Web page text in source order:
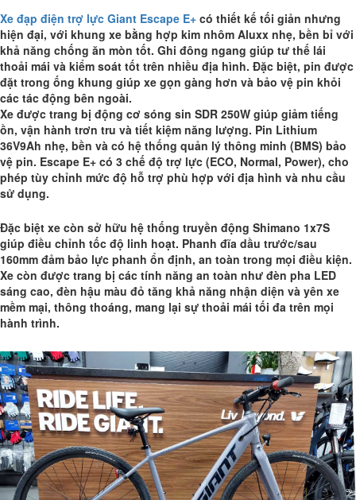
Xe đạp điện trợ lực Giant Escape E+ có thiết kế tối giản nhưng
hiện đại, với khung xe bằng hợp kim nhôm Aluxx nhẹ, bền bỉ với
khả năng chống ăn mòn tốt. Ghi đông ngang giúp tư thế lái
thoải mái và kiểm soát tốt trên nhiều địa hình. Đặc biệt, pin được
đặt trong ống khung giúp xe gọn gàng hơn và bảo vệ pin khỏi
các tác động bên ngoài.
Xe được trang bị động cơ sóng sin SDR 250W giúp giảm tiếng
ồn, vận hành trơn tru và tiết kiệm năng lượng. Pin Lithium
36V9Ah nhẹ, bền và có hệ thống quản lý thông minh (BMS) bảo
vệ pin. Escape E+ có 3 chế độ trợ lực (ECO, Normal, Power), cho
phép tùy chỉnh mức độ hỗ trợ phù hợp với địa hình và nhu cầu
sử dụng.
Đặc biệt xe còn sở hữu hệ thống truyền động Shimano 1x7S
giúp điều chỉnh tốc độ linh hoạt. Phanh đĩa dầu trước/sau
160mm đảm bảo lực phanh ổn định, an toàn trong mọi điều kiện.
Xe còn được trang bị các tính năng an toàn như đèn pha LED
sáng cao, đèn hậu màu đỏ tăng khả năng nhận diện và yên xe
mềm mại, thông thoáng, mang lại sự thoải mái tối đa trên mọi
hành trình.